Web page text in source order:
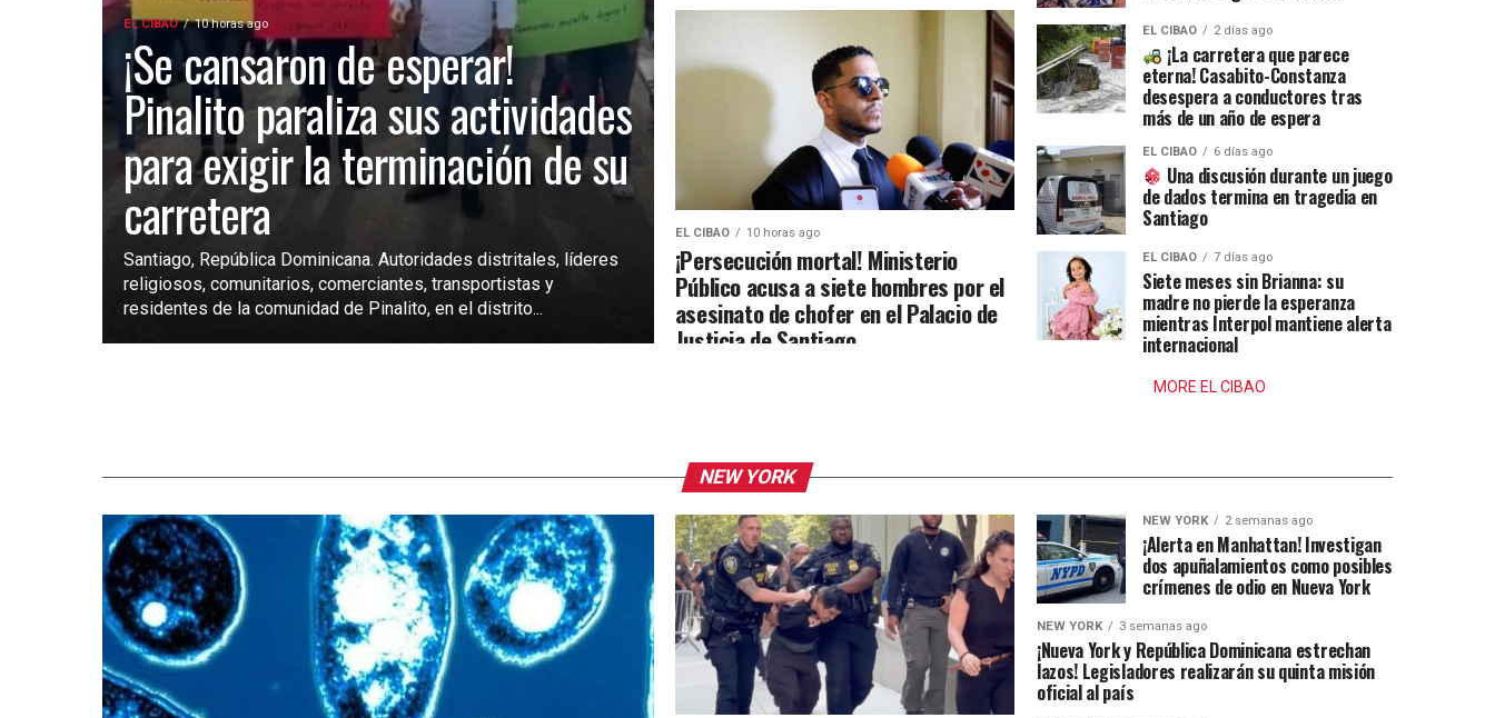
EL CIBAO 10 horas ago
¡Se cansaron de esperar!
Pinalito paraliza sus actividades
para exigir la terminación de su
carretera
Santiago, República Dominicana. Autoridades distritales, líderes
religiosos, comunitarios, comerciantes, transportistas y
residentes de la comunidad de Pinalito, en el distrito...
EL CIBAO 10 horas ago
¡Persecución mortal! Ministerio
Público acusa a siete hombres por el
asesinato de chofer en el Palacio de
Justicia de Santiago
EL CIBAO 2 días ago
¡La carretera que parece
eterna! Casabito-Constanza
desespera a conductores tras
más de un año de espera
EL CIBAO 6 días ago
Una discusión durante un juego
de dados termina en tragedia en
Santiago
EL CIBAO 7 días ago
Siete meses sin Brianna: su
madre no pierde la esperanza
mientras Interpol mantiene alerta
internacional
MORE EL CIBAO
NEW YORK
NEW YORK 2 semanas ago
¡Alerta en Manhattan! Investigan
dos apuñalamientos como posibles
crímenes de odio en Nueva York
NEW YORK 3 semanas ago
¡Nueva York y República Dominicana estrechan
lazos! Legisladores realizarán su quinta misión
oficial al país